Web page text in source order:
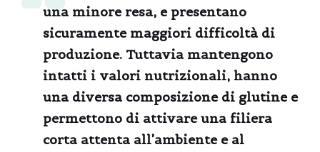
una minore resa, e presentano
sicuramente maggiori difficoltà di
produzione. Tuttavia mantengono
intatti i valori nutrizionali, hanno
una diversa composizione di glutine e
permettono di attivare una filiera
corta attenta all’ambiente e al